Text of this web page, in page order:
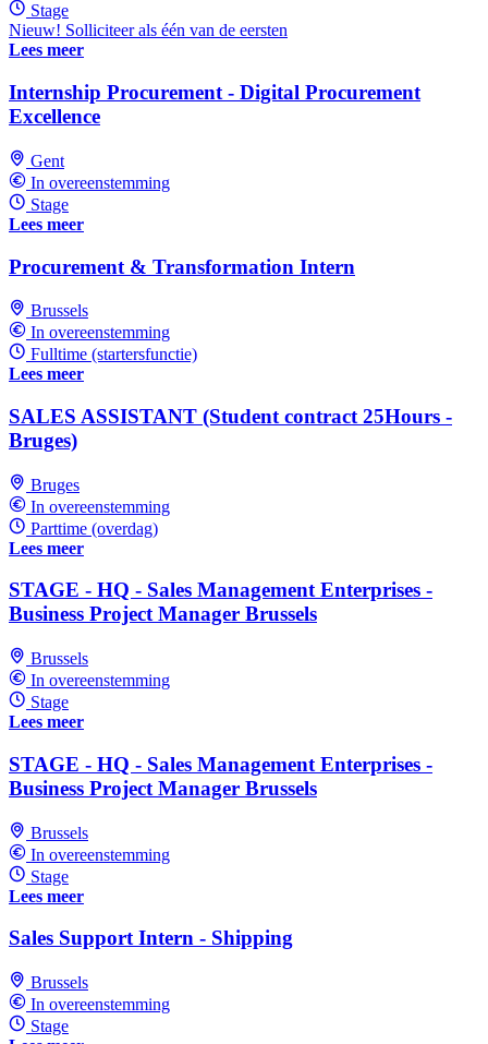
Stage
Nieuw! Solliciteer als één van de eersten
Lees meer
Internship Procurement - Digital Procurement
Excellence
Gent
In overeenstemming
Stage
Lees meer
Procurement & Transformation Intern
Brussels
In overeenstemming
Fulltime (startersfunctie)
Lees meer
SALES ASSISTANT (Student contract 25Hours -
Bruges)
Bruges
In overeenstemming
Parttime (overdag)
Lees meer
STAGE - HQ - Sales Management Enterprises -
Business Project Manager Brussels
Brussels
In overeenstemming
Stage
Lees meer
STAGE - HQ - Sales Management Enterprises -
Business Project Manager Brussels
Brussels
In overeenstemming
Stage
Lees meer
Sales Support Intern - Shipping
Brussels
In overeenstemming
Stage